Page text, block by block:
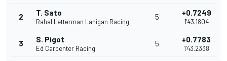
2 T. Sato
Rahal Letterman Lanigan Racing
5 +0.7249
1'43.1804
3 S. Pigot
Ed Carpenter Racing
5 +0.7783
1'43.2338